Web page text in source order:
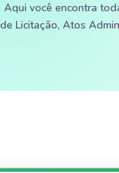
Aqui você encontra
de Licitação, Atos